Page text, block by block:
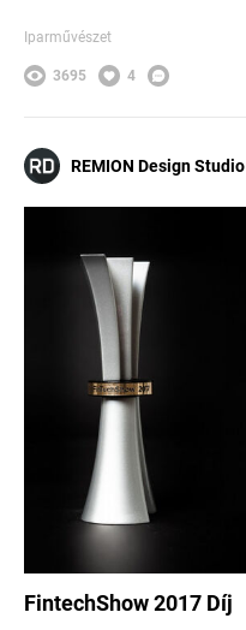
Iparművészet
3695 4
REMION Design Studio
FintechShow 2017 Díj